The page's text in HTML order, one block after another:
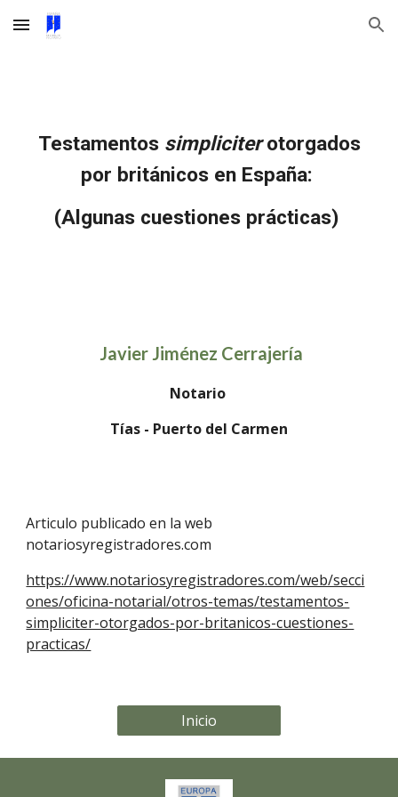
Skip to main content Skip to navigation
Testamentos simpliciterotorgados
por británicos en España:
(Algunas cuestiones prácticas)
Javier Jiménez Cerrajería
Notario
Tías - Puerto del Carmen
Articulo publicado en la web
notariosyregistradores.com
https://www.notariosyregistradores.com/web/secci
ones/oficina-notarial/otros-temas/testamentos-
simpliciter-otorgados-por-britanicos-cuestiones-
practicas/
Inicio